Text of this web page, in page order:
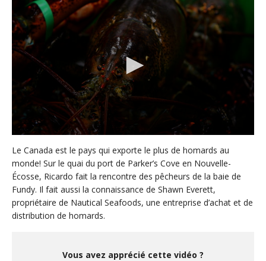
s
c
o
n
d
s
o
Le Canada est le pays qui exporte le plus de homards au
monde! Sur le quai du port de Parker’s Cove en Nouvelle-
Écosse, Ricardo fait la rencontre des pêcheurs de la baie de
Fundy. Il fait aussi la connaissance de Shawn Everett,
propriétaire de Nautical Seafoods, une entreprise d’achat et de
distribution de homards.
Vous avez apprécié cette vidéo ?